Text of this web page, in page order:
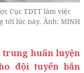
Cục TDTT làm việc
tới lúc này. Ảnh: MINH
trung huấn luyện
đội tuyển bắn